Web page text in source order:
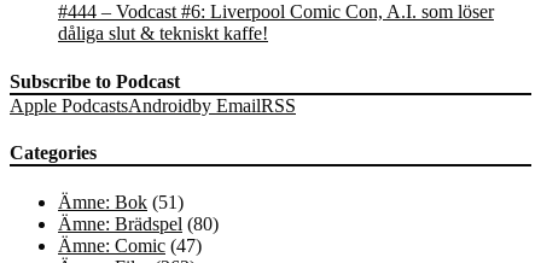
#444 – Vodcast #6: Liverpool Comic Con, A.I. som löser
dåliga slut & tekniskt kaffe!
Subscribe to Podcast
Apple PodcastsAndroidby EmailRSS
Categories
Ämne: Bok (51)
Ämne: Brädspel (80)
Ämne: Comic (47)